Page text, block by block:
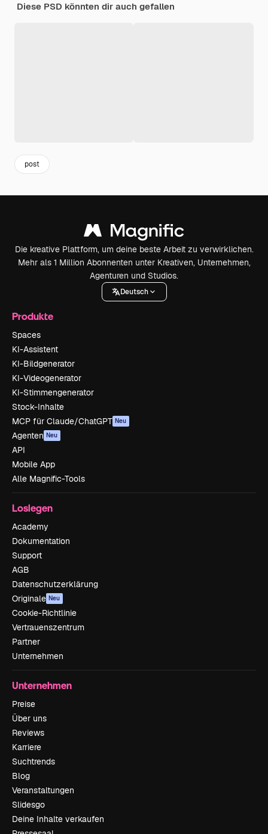
Diese PSD könnten dir auch gefallen
post
Die kreative Plattform, um deine beste Arbeit zu verwirklichen.
Mehr als 1 Million Abonnenten unter Kreativen, Unternehmen,
Agenturen und Studios.
Deutsch
Produkte
Spaces
KI-Assistent
KI-Bildgenerator
KI-Videogenerator
KI-Stimmengenerator
Stock-Inhalte
MCP für Claude/ChatGPT Neu
Agenten Neu
API
Mobile App
Alle Magnific-Tools
Loslegen
Academy
Dokumentation
Support
AGB
Datenschutzerklärung
Originale Neu
Cookie-Richtlinie
Vertrauenszentrum
Partner
Unternehmen
Unternehmen
Preise
Über uns
Reviews
Karriere
Suchtrends
Blog
Veranstaltungen
Slidesgo
Deine Inhalte verkaufen